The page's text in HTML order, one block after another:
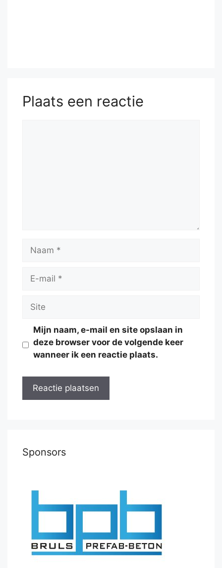
Plaats een reactie
Naam
Site
Mijn naam, e-mail en site opslaan in
deze browser voor de volgende keer
wanneer ik een reactie plaats.
Sponsors